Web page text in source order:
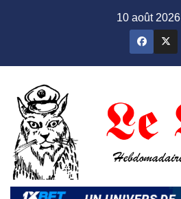
10 août 2026